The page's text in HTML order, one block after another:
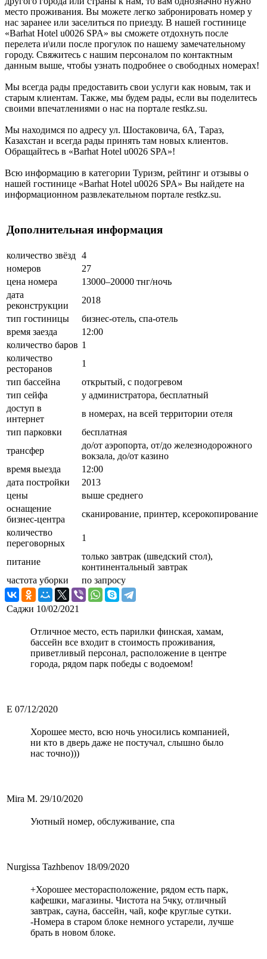
место проживания. Вы можете легко забронировать номер у
нас заранее или заселиться по приезду. В нашей гостинице
«Barhat Hotel u0026 SPA» вы сможете отдохнуть после
перелета и\или после прогулок по нашему замечательному
городу. Свяжитесь с нашим персоналом по контактным
данным выше, чтобы узнать подробнее о свободных номерах!
Мы всегда рады предоставить свои услуги как новым, так и
старым клиентам. Также, мы будем рады, если вы поделитесь
своими впечатлениями о нас на портале restkz.su.
Мы находимся по адресу ул. Шостаковича, 6А, Тараз,
Казахстан и всегда рады принять там новых клиентов.
Обращайтесь в «Barhat Hotel u0026 SPA»!
Всю информацию в категории Туризм, рейтинг и отзывы о
нашей гостинице «Barhat Hotel u0026 SPA» Вы найдете на
информационном развлекательном портале restkz.su.
Дополнительная информация
количество звёзд 4
номеров
27
цена номера
13000–20000 тнг/ночь
дата
реконструкции
2018
тип гостиницы
бизнес-отель, спа-отель
время заезда
12:00
количество баров 1
количество
ресторанов
1
тип бассейна
открытый, с подогревом
тип сейфа
у администратора, бесплатный
доступ в
интернет
в номерах, на всей территории отеля
тип парковки
бесплатная
трансфер
до/от аэропорта, от/до железнодорожного
вокзала, до/от казино
время выезда
12:00
дата постройки
2013
цены
выше среднего
оснащение
бизнес-центра
сканирование, принтер, ксерокопирование
количество
переговорных
1
питание
только завтрак (шведский стол),
континентальный завтрак
частота уборки
по запросу
Саджи 10/02/2021
Отличное место, есть парилки финская, хамам,
бассейн все входит в стоимость проживания,
приветливый персонал, расположение в центре
города, рядом парк победы с водоемом!
Е 07/12/2020
Хорошее место, всю ночь уносились компанией,
ни кто в дверь даже не постучал, слышно было
нас точно)))
Mira M. 29/10/2020
Уютный номер, обслуживание, спа
Nurgissa Tazhbenov 18/09/2020
+Хорошее месторасположение, рядом есть парк,
кафешки, магазины. Чистота на 5чку, отличный
завтрак, сауна, бассейн, чай, кофе круглые сутки.
-Номера в старом блоке немного устарели, лучше
брать в новом блоке.